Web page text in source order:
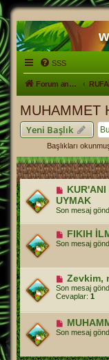
SSS
Forum ana sayfa
MUHAMMET
Yeni Başlık
Başlıkları
KUR'ANI
UYMAK
Son mesaj
FIKIH
Son mesaj
Zevkim,
Son mesaj
Cevaplar: 1
Son mesaj